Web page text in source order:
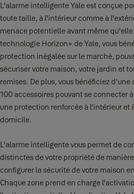
L'alarme intelligente Yale est conçue
toute taille, à l'intérieur comme à
menace potentielle avant même qu'elle
technologie Horizon+ de Yale, vous
protection inégalée sur le marché,
sécuriser votre maison, votre jardin et
remises. De plus, vous bénéficiez
100 accessoires pouvant se connecter
une protection renforcée à l'intérieur et
domicile.
L'alarme intelligente vous permet de
distinctes de votre propriété de
configurer la sécurité de votre maison
Chaque zone prend en charge